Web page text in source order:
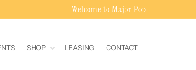
Welcome to Major Pop
SHOP LEASING CONTACT